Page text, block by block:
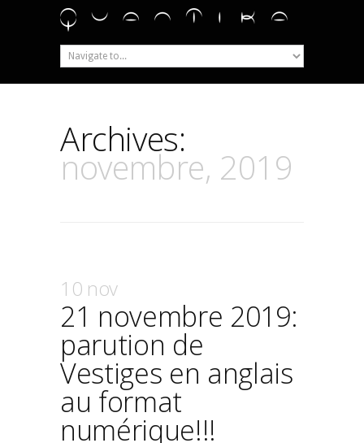
Archives:
novembre, 2019
10 nov
21 novembre 2019:
parution de
Vestiges en anglais
au format
numérique!!!